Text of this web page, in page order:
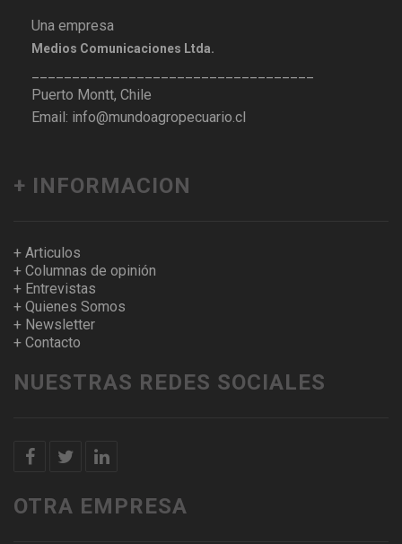
Una empresa
Medios Comunicaciones Ltda.
Puerto Montt, Chile
Email: info@mundoagropecuario.cl
+ INFORMACION
+ Articulos
+ Columnas de opinión
+ Entrevistas
+ Quienes Somos
+ Newsletter
+ Contacto
NUESTRAS REDES SOCIALES
OTRA EMPRESA